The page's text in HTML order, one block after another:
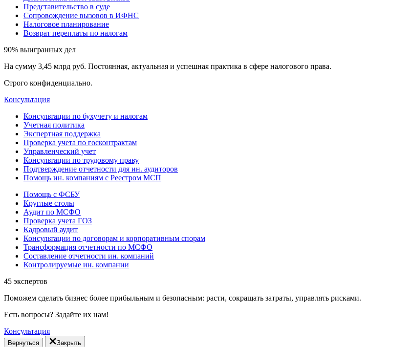
Представительство в суде
Сопровождение вызовов в ИФНС
Налоговое планирование
Возврат переплаты по налогам
90% выигранных дел
На сумму 3,45 млрд руб. Постоянная, актуальная и успешная практика в сфере налогового права.
Строго конфиденциально.
Консультация
Консультации по бухучету и налогам
Учетная политика
Экспертная поддержка
Проверка учета по госконтрактам
Управленческий учет
Консультации по трудовому праву
Подтверждение отчетности для ин. аудиторов
Помощь ин. компаниям с Реестром МСП
Помощь с ФСБУ
Круглые столы
Аудит по МСФО
Проверка учета ГОЗ
Кадровый аудит
Консультации по договорам и корпоративным спорам
Трансформация отчетности по МСФО
Составление отчетности ин. компаний
Контролируемые ин. компании
45 экспертов
Поможем сделать бизнес более прибыльным и безопасным: расти, cокращать затраты, управлять рисками.
Есть вопросы? Задайте их нам!
Консультация
Вернуться
Закрыть